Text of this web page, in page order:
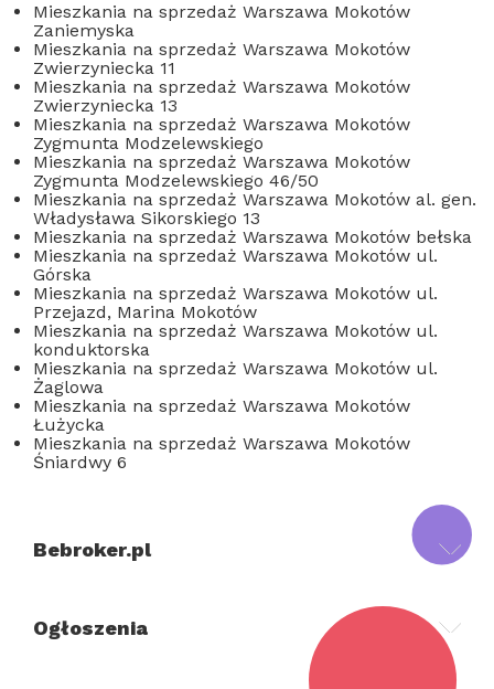
Mieszkania na sprzedaż Warszawa Mokotów
Zaniemyska
Mieszkania na sprzedaż Warszawa Mokotów
Zwierzyniecka 11
Mieszkania na sprzedaż Warszawa Mokotów
Zwierzyniecka 13
Mieszkania na sprzedaż Warszawa Mokotów
Zygmunta Modzelewskiego
Mieszkania na sprzedaż Warszawa Mokotów
Zygmunta Modzelewskiego 46/50
Mieszkania na sprzedaż Warszawa Mokotów al. gen.
Władysława Sikorskiego 13
Mieszkania na sprzedaż Warszawa Mokotów bełska
Mieszkania na sprzedaż Warszawa Mokotów ul.
Górska
Mieszkania na sprzedaż Warszawa Mokotów ul.
Przejazd, Marina Mokotów
Mieszkania na sprzedaż Warszawa Mokotów ul.
konduktorska
Mieszkania na sprzedaż Warszawa Mokotów ul.
Żaglowa
Mieszkania na sprzedaż Warszawa Mokotów
Łużycka
Mieszkania na sprzedaż Warszawa Mokotów
Śniardwy 6
Bebroker.pl
Ogłoszenia